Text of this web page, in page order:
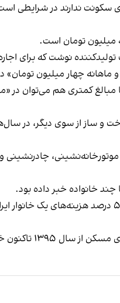
حداقلی را هم برای
تومان است.
کمتری هم می‌توان در
و ساز از سوی دیگر، در
چادرنشینی
خانواده خبر داده بود.
بر اساس گزارش مرکز آمار در زمستان سال گذشته،
تاکنون خبر داد.